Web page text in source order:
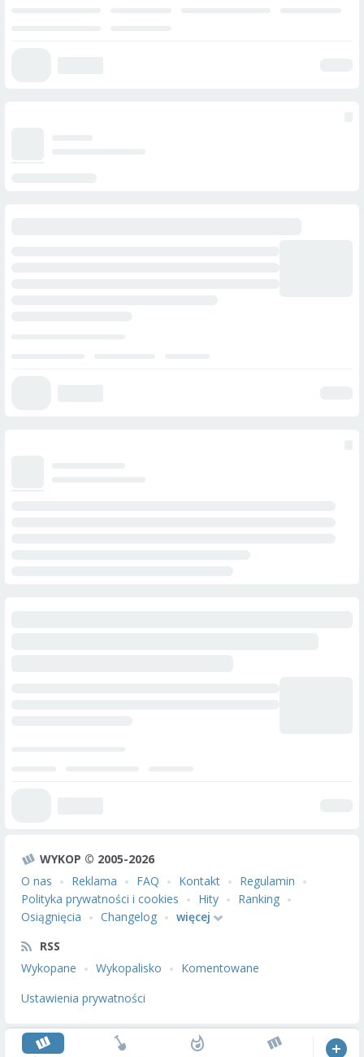
WYKOP © 2005-2026
O nas
Reklama FAQ Kontakt
Regulamin
Polityka prywatności i cookies
Hity
Ranking
Osiągnięcia
Changelog
więcej
RSS
Wykopane
Wykopalisko
Komentowane
Ustawienia prywatności